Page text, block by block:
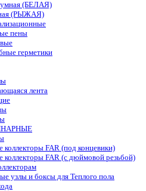
(БЕЛАЯ)
(РЫЖАЯ)
пены
герметики
лента
коллекторы FAR (под концевики)
коллекторы FAR (с дюймовой резьбой)
узлы и боксы для Теплого пола